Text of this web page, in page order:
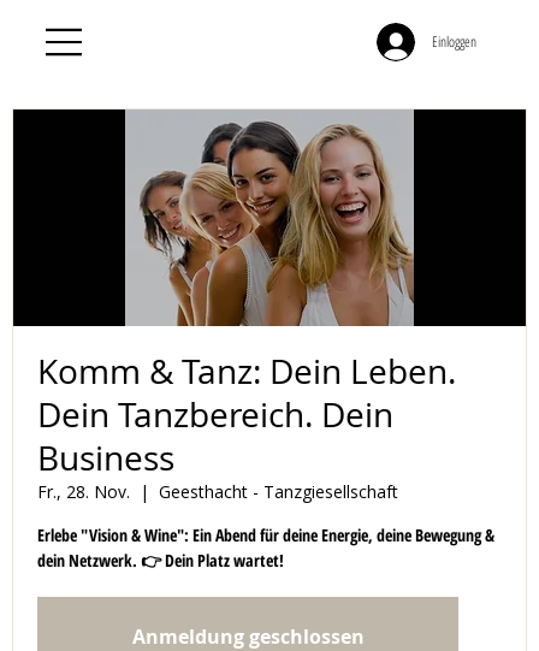
Einloggen
Komm & Tanz: Dein Leben.
Dein Tanzbereich. Dein
Business
Fr., 28. Nov.
  |
Geesthacht - Tanzgiesellschaft
Erlebe "Vision & Wine": Ein Abend für deine Energie, deine Bewegung &
dein Netzwerk. 👉 Dein Platz wartet!
Anmeldung geschlossen